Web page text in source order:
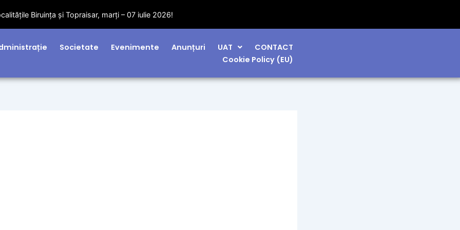
Biruința și Topraisar, marți – 07 iulie 2026!
Societate Evenimente Anunțuri UAT
CONTACT
Cookie Policy (EU)